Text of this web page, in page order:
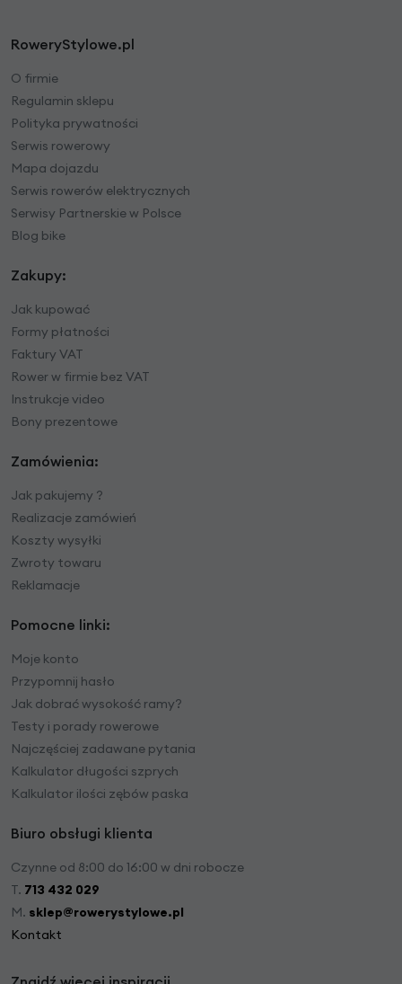
RoweryStylowe.pl
O firmie
Regulamin sklepu
Polityka prywatności
Serwis rowerowy
Mapa dojazdu
Serwis rowerów elektrycznych
Serwisy Partnerskie w Polsce
Blog bike
Zakupy:
Jak kupować
Formy płatności
Faktury VAT
Rower w firmie bez VAT
Instrukcje video
Bony prezentowe
Zamówienia:
Jak pakujemy ?
Realizacje zamówień
Koszty wysyłki
Zwroty towaru
Reklamacje
Pomocne linki:
Moje konto
Przypomnij hasło
Jak dobrać wysokość ramy?
Testy i porady rowerowe
Najczęściej zadawane pytania
Kalkulator długości szprych
Kalkulator ilości zębów paska
Biuro obsługi klienta
Czynne od 8:00 do 16:00 w dni robocze
T. 713 432 029
M. sklep@rowerystylowe.pl
Kontakt